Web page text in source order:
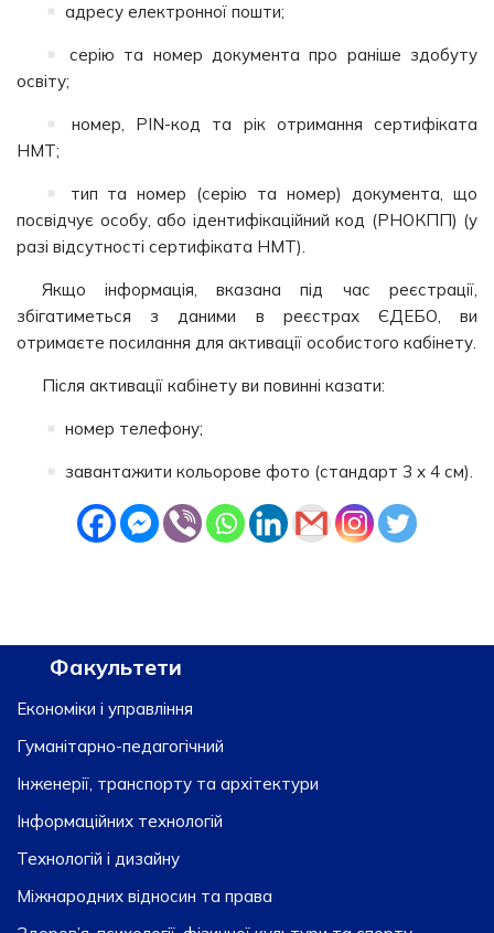
адресу електронної пошти;
серію та номер документа про раніше здобуту
освіту;
номер, PIN-код та рік отримання сертифіката
НМТ;
тип та номер (серію та номер) документа, що
посвідчує особу, або ідентифікаційний код (РНОКПП) (у
разі відсутності сертифіката НМТ).
Якщо інформація, вказана під час реєстрації,
збігатиметься з даними в реєстрах ЄДЕБО, ви
отримаєте посилання для активації особистого кабінету.
Після активації кабінету ви повинні казати:
номер телефону;
завантажити кольорове фото (стандарт 3 х 4 см).
Факультети
Економіки і управління
Гуманітарно-педагогічний
Інженерії, транспорту та архітектури
Інформаційних технологій
Технологій і дизайну
Міжнародних відносин та права